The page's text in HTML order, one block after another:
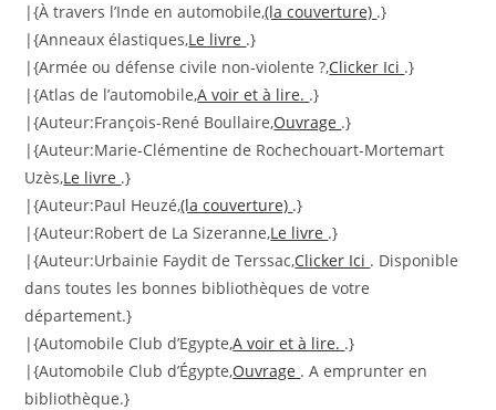
|{À travers l’Inde en automobile,(la couverture) .}
|{Anneaux élastiques,Le livre .}
|{Armée ou défense civile non-violente ?,Clicker Ici .}
|{Atlas de l’automobile,A voir et à lire. .}
|{Auteur:François-René Boullaire,Ouvrage .}
|{Auteur:Marie-Clémentine de Rochechouart-Mortemart
Uzès,Le livre .}
|{Auteur:Paul Heuzé,(la couverture) .}
|{Auteur:Robert de La Sizeranne,Le livre .}
|{Auteur:Urbainie Faydit de Terssac,Clicker Ici . Disponible
dans toutes les bonnes bibliothèques de votre
département.}
|{Automobile Club d’Egypte,A voir et à lire. .}
|{Automobile Club d’Égypte,Ouvrage . A emprunter en
bibliothèque.}